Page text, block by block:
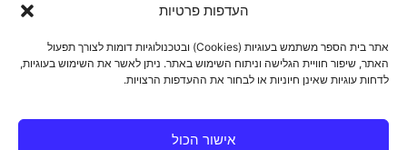
העדפות פרטיות
אתר בית הספר משתמש בעוגיות (Cookies) ובטכנולוגיות דומות לצורך תפעול
האתר, שיפור חוויית הגלישה וניתוח השימוש באתר. ניתן לאשר את השימוש בעוגיות,
לדחות עוגיות שאינן חיוניות או לבחור את ההעדפות הרצויות.
אישור הכול
מדיניות פרטיות|תנאי שימוש|הצהרת נגישות|מדיניות
עוגיות